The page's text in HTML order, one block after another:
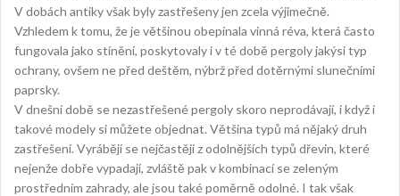
V dobách antiky však byly zastřešeny jen zcela výjimečně.
Vzhledem k tomu, že je většinou obepínala vinná réva, která často
fungovala jako stínění, poskytovaly i v té době pergoly jakýsi typ
ochrany, ovšem ne před deštěm, nýbrž před dotěrnými slunečními
paprsky.
V dnešní době se nezastřešené pergoly skoro neprodávají, i když i
takové modely si můžete objednat. Většina typů má nějaký druh
zastřešení. Vyrábějí se nejčastěji z odolnějších typů dřevin, které
nejenže dobře vypadají, zvláště pak v kombinací se zeleným
prostředním zahrady, ale jsou také poměrně odolné. I tak však